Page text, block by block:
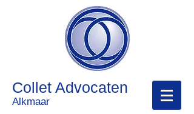
Collet Advocaten
Alkmaar